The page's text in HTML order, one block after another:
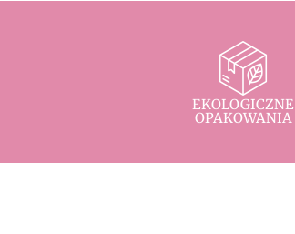
EKOLOGICZNE
OPAKOWANIA